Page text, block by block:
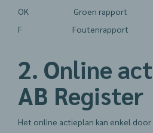
OK Groen rapport
F Foutenrapport
2. Online
AB Register
Het online actieplan kan enkel